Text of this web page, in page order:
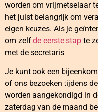
worden om vrijmetselaar
het juist belangrijk om
eigen keuzes. Als je
om zelf de eerste stap te
met de secretaris.
Je kunt ook een
of ons bezoeken tijdens
worden aangekondigd in
zaterdag van de maand